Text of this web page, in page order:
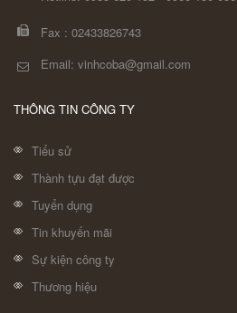
Fax : 02433826743
Email: vinhcoba@gmail.com
THÔNG TIN CÔNG TY
Tiểu sử
Thành tựu đạt được
Tuyển dụng
Tin khuyến mãi
Sự kiện công ty
Thương hiệu